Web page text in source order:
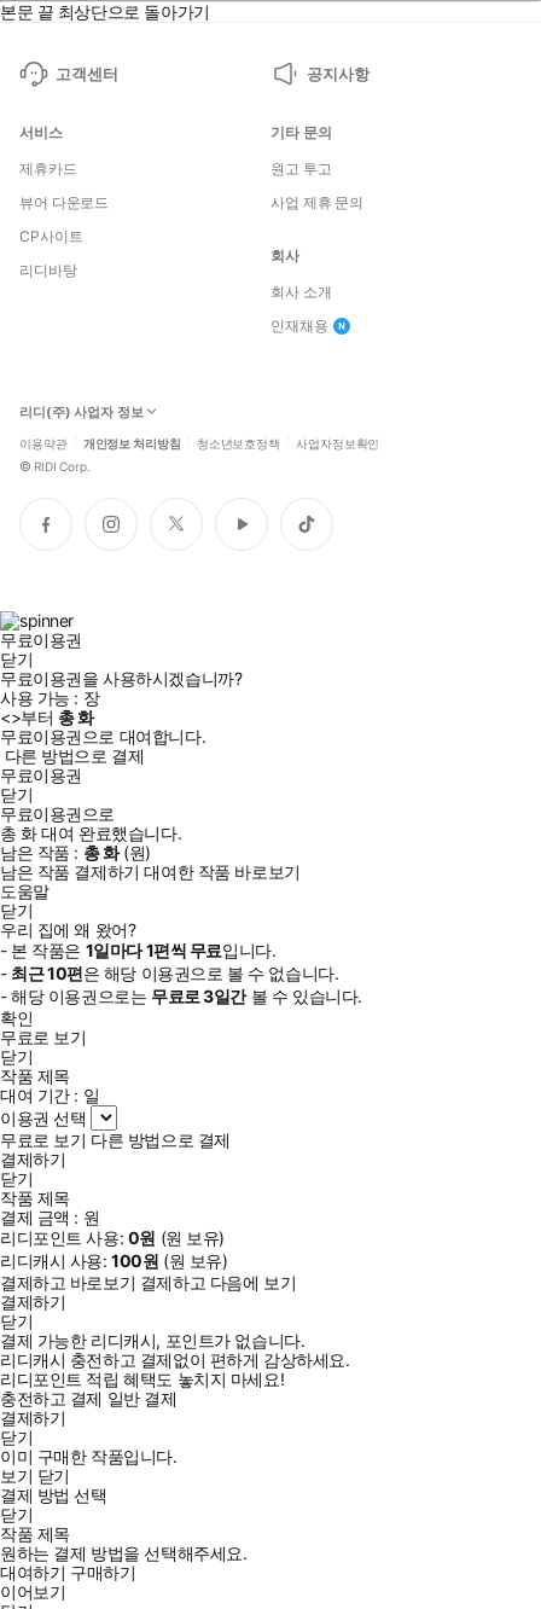
본문 끝 최상단으로 돌아가기
고객센터 공지사항
서비스
제휴카드
뷰어 다운로드
CP사이트
리디바탕
기타 문의
원고 투고
사업 제휴 문의
회사
회사 소개
인재채용
리디(주) 사업자 정보
이용약관 개인정보 처리방침 청소년보호정책 사업자정보확인
© RIDI Corp.
페
이
인
스
트
위
유
튜
틱
톡
무료이용권
닫기
무료이용권을 사용하시겠습니까?
사용 가능 : 장
<>부터 총화
무료이용권으로 대여합니다.
다른 방법으로 결제
무료이용권
닫기
무료이용권으로
총 화대여 완료했습니다.
남은 작품 : 총화(원)
남은 작품 결제하기 대여한 작품 바로보기
도움말
닫기
우리 집에 왜 왔어?
- 본 작품은 1일마다1편씩 무료입니다.
- 최근10편은 해당 이용권으로 볼 수 없습니다.
- 해당 이용권으로는 무료로3일간볼 수 있습니다.
확인
무료로 보기
닫기
작품 제목
대여 기간 : 일
이용권 선택
무료로 보기 다른 방법으로 결제
결제하기
닫기
작품 제목
결제 금액 : 원
리디포인트 사용: 0원 (원 보유)
리디캐시 사용:100원 (원 보유)
결제하고 바로보기 결제하고 다음에 보기
결제하기
닫기
결제 가능한 리디캐시, 포인트가 없습니다.
리디캐시 충전하고 결제없이 편하게 감상하세요.
리디포인트 적립 혜택도 놓치지 마세요!
충전하고 결제 일반 결제
결제하기
닫기
이미 구매한 작품입니다.
보기 닫기
결제 방법 선택
닫기
작품 제목
원하는 결제 방법을 선택해주세요.
대여하기 구매하기
이어보기